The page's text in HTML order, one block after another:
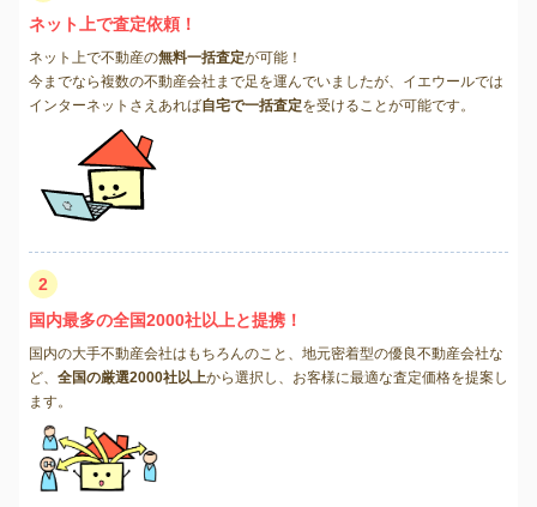
ネット上で査定依頼！
ネット上で不動産の無料一括査定が可能！
今までなら複数の不動産会社まで足を運んでいましたが、イエウールでは
インターネットさえあれば自宅で一括査定を受けることが可能です。
2
国内最多の全国2000社以上と提携！
国内の大手不動産会社はもちろんのこと、地元密着型の優良不動産会社な
ど、 全国の厳選2000社以上から選択し、お客様に最適な査定価格を提案し
ます。